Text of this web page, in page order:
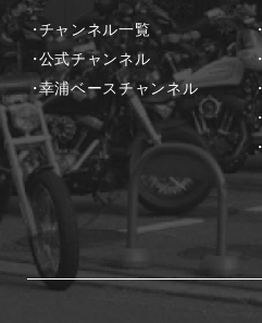
チャンネル一覧
公式チャンネル
幸浦ベースチャンネル